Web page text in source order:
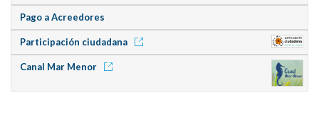
Pago a Acreedores
Participación ciudadana
Canal Mar Menor